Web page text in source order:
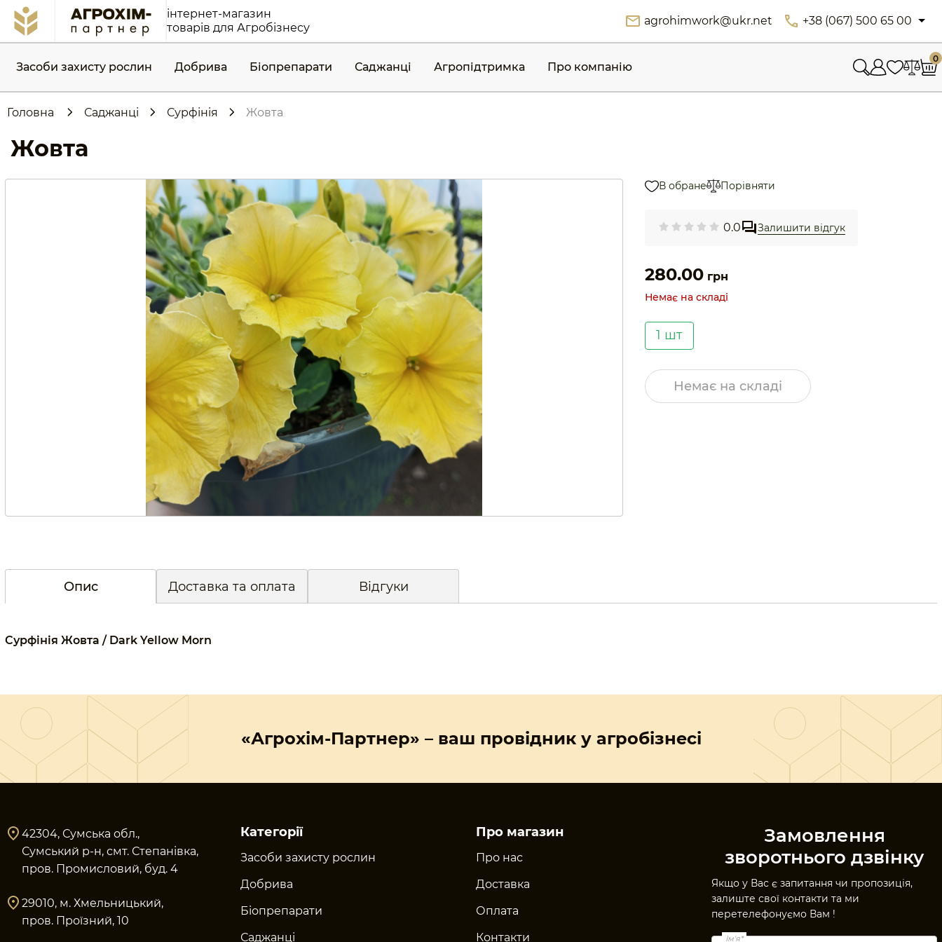
інтернет-магазин
товарів для Агробізнесу
agrohimwork@ukr.net +38 (067) 500 65 00
Засоби захисту рослин Добрива Біопрепарати Саджанці Агропідтримка Про компанію
0
Головна Саджанці Сурфінія Жовта
Жовта
В обране Порівняти
0.0 Залишити відгук
280.00 грн
Немає на складі
1 шт
Немає на складі
Опис Доставка та оплата Відгуки
Сурфінія Жовта / Dark Yellow Morn
«Агрохім-Партнер» – ваш провідник у агробізнесі
42304, Сумська обл.,
Сумський р-н, смт. Степанівка,
пров. Промисловий, буд. 4
29010, м. Хмельницький,
пров. Проїзний, 10
Категорії
Засоби захисту рослин
Добрива
Біопрепарати
Саджанці
Про магазин
Про нас
Доставка
Оплата
Контакти
Замовлення
зворотнього дзвінку
Якщо у Вас є запитання чи пропозиція,
залиште свої контакти та ми
перетелефонуємо Вам !
Ім'я*